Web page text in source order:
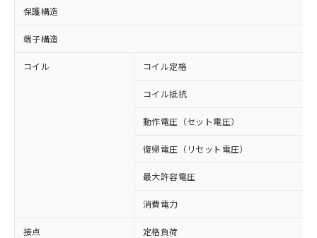
保護構造
端子構造
コイル コイル定格
コイル抵抗
動作電圧（セット電圧）
復帰電圧（リセット電圧）
最大許容電圧
消費電力
接点 定格負荷